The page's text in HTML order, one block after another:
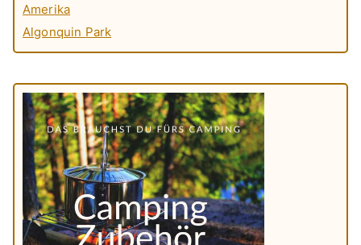
Amerika
Algonquin Park